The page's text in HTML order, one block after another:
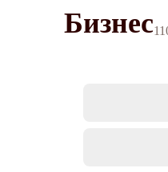
Бизнес